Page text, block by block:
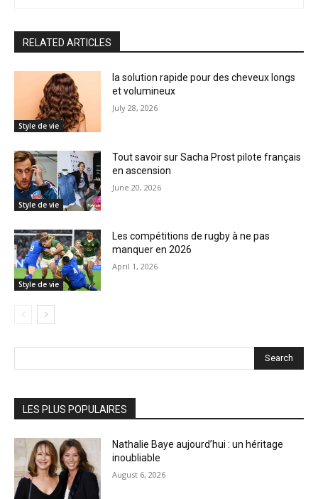
RELATED ARTICLES
Style de vie
la solution rapide pour des cheveux longs
et volumineux
July 28, 2026
Style de vie
Tout savoir sur Sacha Prost pilote français
en ascension
June 20, 2026
Style de vie
Les compétitions de rugby à ne pas
manquer en 2026
April 1, 2026
Search
LES PLUS POPULAIRES
Nathalie Baye aujourd’hui : un héritage
inoubliable
August 6, 2026